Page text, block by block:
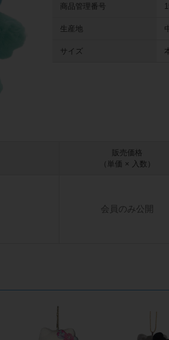
商品管理番号
生産地
サイズ
販売価格
（単価 × 入数）
会員のみ公開